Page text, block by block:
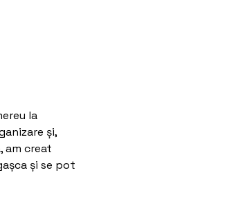
la
și,
am creat
și se pot